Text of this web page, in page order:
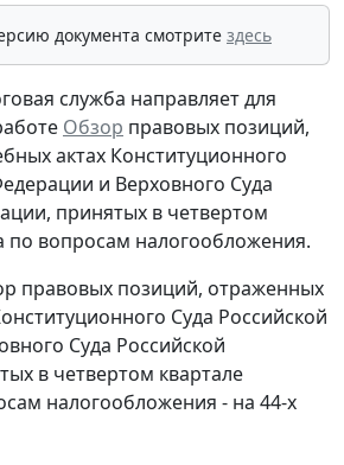
документа смотрите здесь
служба направляет для
Обзор правовых позиций,
актах Конституционного
и Верховного Суда
принятых в четвертом
по вопросам налогообложения.
правовых позиций, отраженных
Суда Российской
Суда Российской
в четвертом квартале
налогообложения - на 44-х